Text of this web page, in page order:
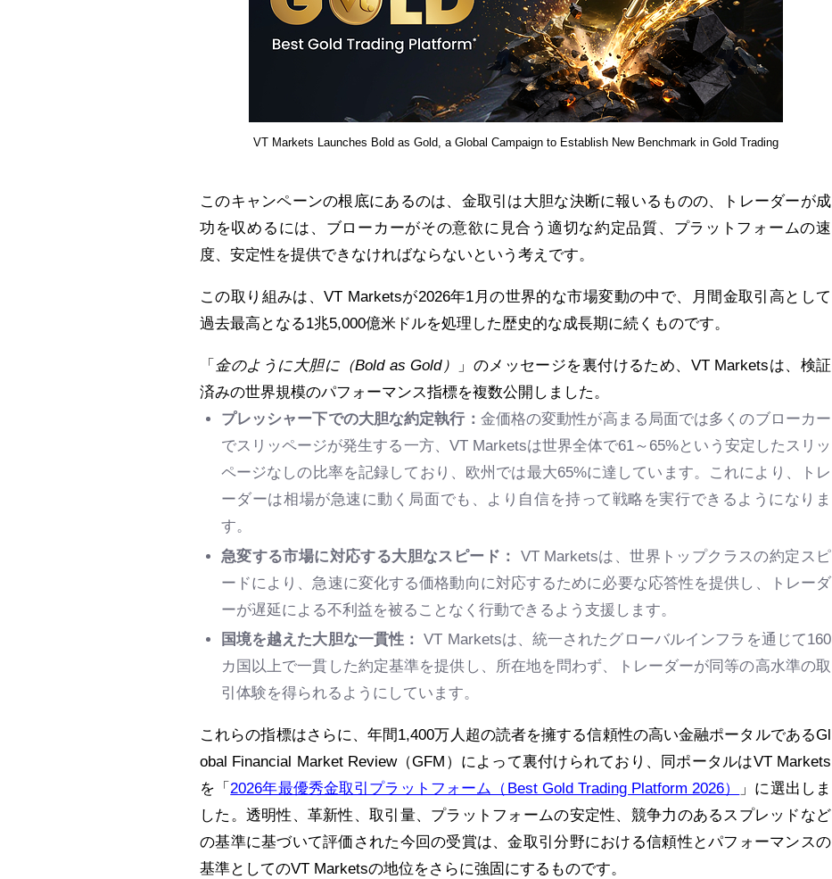
VT Markets Launches Bold as Gold, a Global Campaign to Establish New Benchmark in Gold Trading
このキャンペーンの根底にあるのは、金取引は大胆な決断に報いるものの、トレーダーが成
功を収めるには、ブローカーがその意欲に見合う適切な約定品質、プラットフォームの速
度、安定性を提供できなければならないという考えです。
この取り組みは、VT Marketsが2026年1月の世界的な市場変動の中で、月間金取引高として
過去最高となる1兆5,000億米ドルを処理した歴史的な成長期に続くものです。
「 金のように大胆に（Bold as Gold）
」のメッセージを裏付けるため、VT Marketsは、検証
済みの世界規模のパフォーマンス指標を複数公開しました。
プレッシャー下での大胆な約定執行： 金価格の変動性が高まる局面では多くのブローカー
でスリッページが発生する一方、VT Marketsは世界全体で61～65%という安定したスリッ
ページなしの比率を記録しており、欧州では最大65%に達しています。これにより、トレ
ーダーは相場が急速に動く局面でも、より自信を持って戦略を実行できるようになりま
す。
急変する市場に対応する大胆なスピード：
VT Marketsは、世界トップクラスの約定スピ
ードにより、急速に変化する価格動向に対応するために必要な応答性を提供し、トレーダ
ーが遅延による不利益を被ることなく行動できるよう支援します。
国境を越えた大胆な一貫性：
VT Marketsは、統一されたグローバルインフラを通じて160
カ国以上で一貫した約定基準を提供し、所在地を問わず、トレーダーが同等の高水準の取
引体験を得られるようにしています。
これらの指標はさらに、年間1,400万人超の読者を擁する信頼性の高い金融ポータルであるGl
obal Financial Market Review（GFM）によって裏付けられており、同ポータルはVT Markets
を「2026年最優秀金取引プラットフォーム（Best Gold Trading Platform 2026）
」に選出しま
した。透明性、革新性、取引量、プラットフォームの安定性、競争力のあるスプレッドなど
の基準に基づいて評価された今回の受賞は、金取引分野における信頼性とパフォーマンスの
基準としてのVT Marketsの地位をさらに強固にするものです。